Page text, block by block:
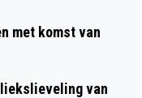
met komst van
van